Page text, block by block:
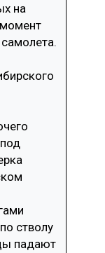
на
стволу
падают